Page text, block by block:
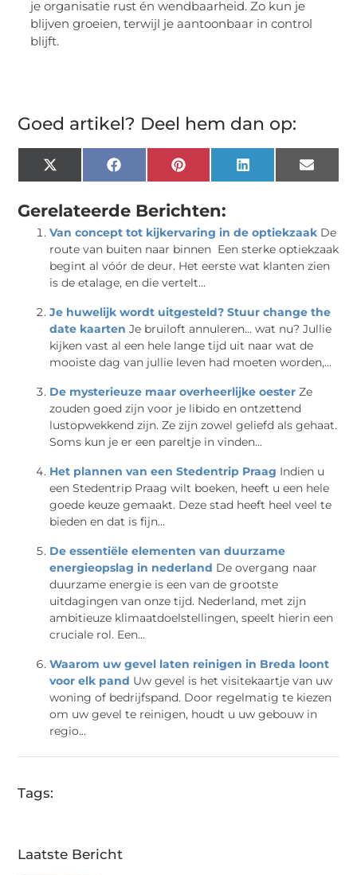
je organisatie rust én wendbaarheid. Zo kun je
blijven groeien, terwijl je aantoonbaar in control
blijft.
Goed artikel? Deel hem dan op:
X
(Twitter)
FacebookPinterestLinkedInEmail
Gerelateerde Berichten:
Van concept tot kijkervaring in de optiekzaak De
route van buiten naar binnen Een sterke optiekzaak
begint al vóór de deur. Het eerste wat klanten zien
is de etalage, en die vertelt...
Je huwelijk wordt uitgesteld? Stuur change the
date kaarten Je bruiloft annuleren… wat nu? Jullie
kijken vast al een hele lange tijd uit naar wat de
mooiste dag van jullie leven had moeten worden,...
De mysterieuze maar overheerlijke oester Ze
zouden goed zijn voor je libido en ontzettend
lustopwekkend zijn. Ze zijn zowel geliefd als gehaat.
Soms kun je er een pareltje in vinden...
Het plannen van een Stedentrip Praag Indien u
een Stedentrip Praag wilt boeken, heeft u een hele
goede keuze gemaakt. Deze stad heeft heel veel te
bieden en dat is fijn...
De essentiële elementen van duurzame
energieopslag in nederland De overgang naar
duurzame energie is een van de grootste
uitdagingen van onze tijd. Nederland, met zijn
ambitieuze klimaatdoelstellingen, speelt hierin een
cruciale rol. Een...
Waarom uw gevel laten reinigen in Breda loont
voor elk pand Uw gevel is het visitekaartje van uw
woning of bedrijfspand. Door regelmatig te kiezen
om uw gevel te reinigen, houdt u uw gebouw in
regio...
Tags:
Laatste Bericht